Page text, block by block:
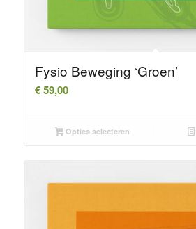
Fysio Beweging ‘Groen’
€59,00
Opties selecteren